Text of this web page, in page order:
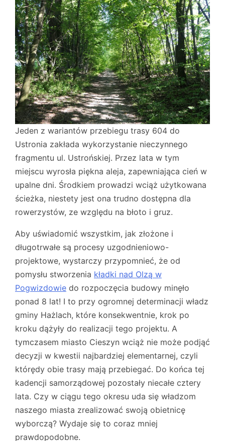
Jeden z wariantów przebiegu trasy 604 do
Ustronia zakłada wykorzystanie nieczynnego
fragmentu ul. Ustrońskiej. Przez lata w tym
miejscu wyrosła piękna aleja, zapewniająca cień w
upalne dni. Środkiem prowadzi wciąż użytkowana
ścieżka, niestety jest ona trudno dostępna dla
rowerzystów, ze względu na błoto i gruz.
Aby uświadomić wszystkim, jak złożone i
długotrwałe są procesy uzgodnieniowo-
projektowe, wystarczy przypomnieć, że od
pomysłu stworzenia kładki nad Olzą w
Pogwizdowie do rozpoczęcia budowy minęło
ponad 8 lat! I to przy ogromnej determinacji władz
gminy Hażlach, które konsekwentnie, krok po
kroku dążyły do realizacji tego projektu. A
tymczasem miasto Cieszyn wciąż nie może podjąć
decyzji w kwestii najbardziej elementarnej, czyli
którędy obie trasy mają przebiegać. Do końca tej
kadencji samorządowej pozostały niecałe cztery
lata. Czy w ciągu tego okresu uda się władzom
naszego miasta zrealizować swoją obietnicę
wyborczą? Wydaje się to coraz mniej
prawdopodobne.